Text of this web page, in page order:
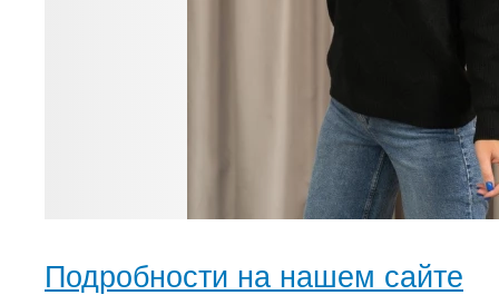
Подробности на нашем сайте